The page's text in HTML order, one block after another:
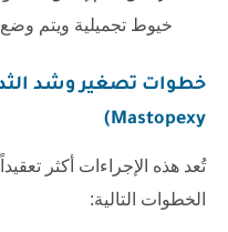
خيوط تجميلية ويتم
Mastopexy)
تُعد هذه الإجراءات أكثر
الخطوات التالية: